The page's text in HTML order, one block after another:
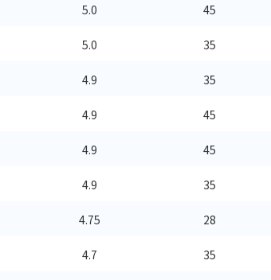
5.0 45
5.0 35
4.9 35
4.9 45
4.9 45
4.9 35
4.75 28
4.7 35